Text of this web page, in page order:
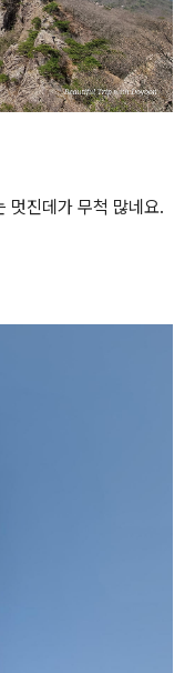
멋진데가 무척 많네요.